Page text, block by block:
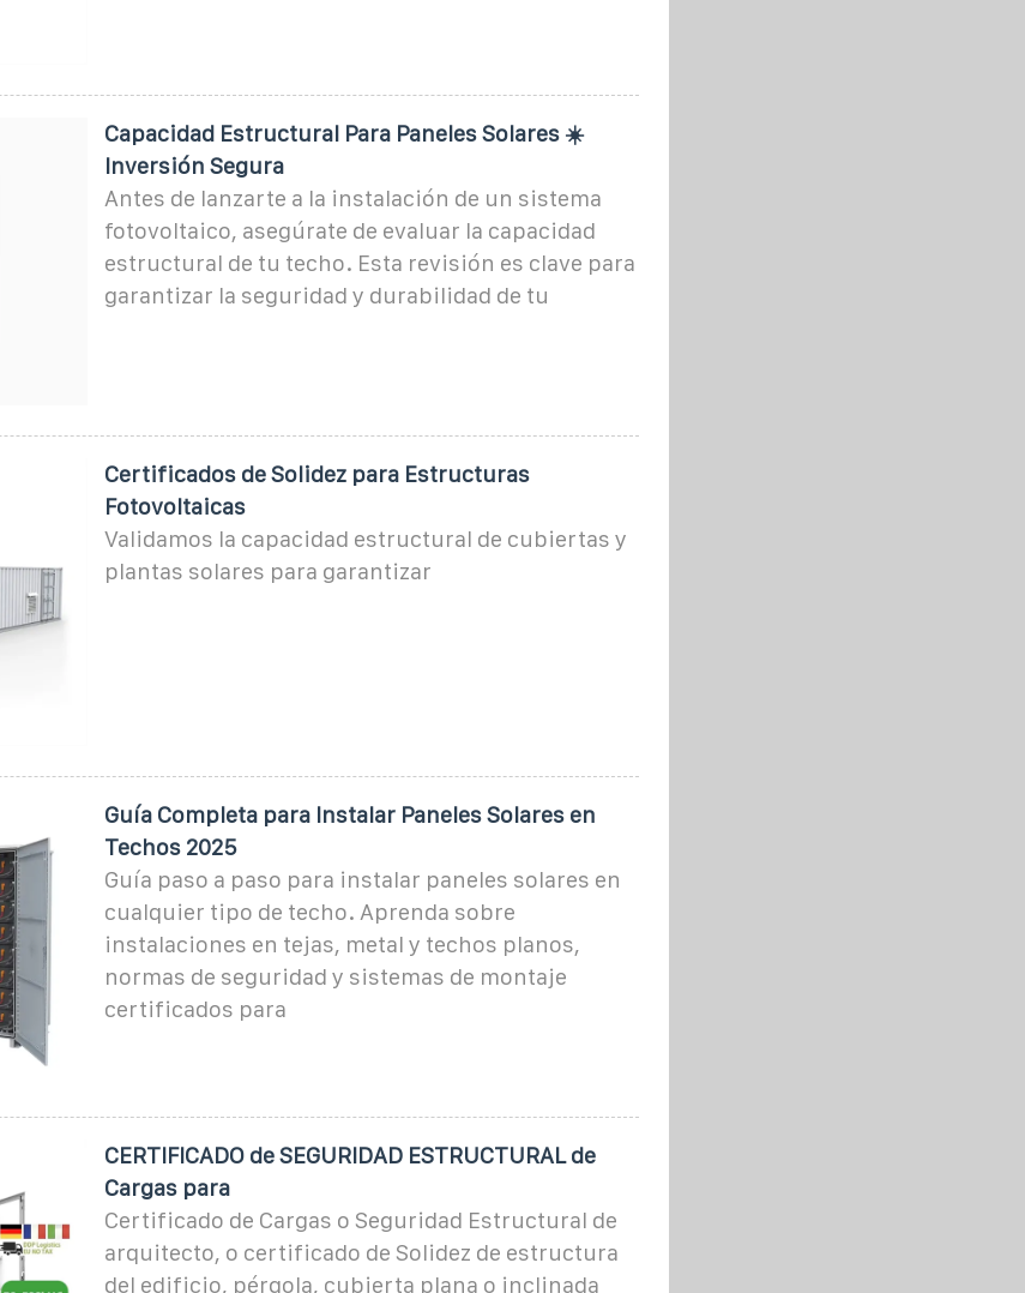
Capacidad Estructural Para Paneles Solares ☀️
Inversión Segura
Antes de lanzarte a la instalación de un sistema
fotovoltaico, asegúrate de evaluar la capacidad
estructural de tu techo. Esta revisión es clave para
garantizar la seguridad y durabilidad de tu
Certificados de Solidez para Estructuras
Fotovoltaicas
Validamos la capacidad estructural de cubiertas y
plantas solares para garantizar
Guía Completa para Instalar Paneles Solares en
Techos 2025
Guía paso a paso para instalar paneles solares en
cualquier tipo de techo. Aprenda sobre
instalaciones en tejas, metal y techos planos,
normas de seguridad y sistemas de montaje
certificados para
CERTIFICADO de SEGURIDAD ESTRUCTURAL de
Cargas para
Certificado de Cargas o Seguridad Estructural de
arquitecto, o certificado de Solidez de estructura
del edificio, pérgola, cubierta plana o inclinada